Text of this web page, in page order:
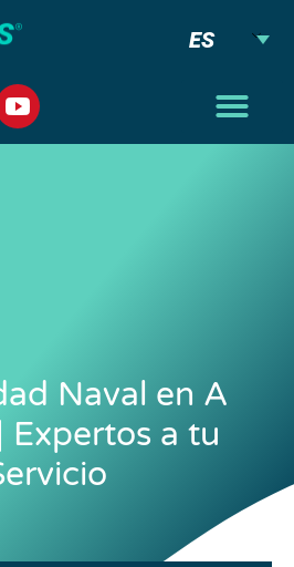
ES
Naval en A
Expertos a tu